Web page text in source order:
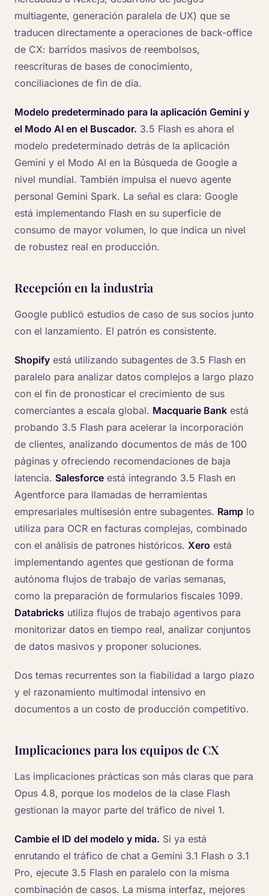
multiagente, generación paralela de UX) que se
traducen directamente a operaciones de back-office
de CX: barridos masivos de reembolsos,
reescrituras de bases de conocimiento,
conciliaciones de fin de día.
Modelo predeterminado para la aplicación Gemini y
el Modo AI en el Buscador. 3.5 Flash es ahora el
modelo predeterminado detrás de la aplicación
Gemini y el Modo AI en la Búsqueda de Google a
nivel mundial. También impulsa el nuevo agente
personal Gemini Spark. La señal es clara: Google
está implementando Flash en su superficie de
consumo de mayor volumen, lo que indica un nivel
de robustez real en producción.
Recepción en la industria
Google publicó estudios de caso de sus socios junto
con el lanzamiento. El patrón es consistente.
Shopify está utilizando subagentes de 3.5 Flash en
paralelo para analizar datos complejos a largo plazo
con el fin de pronosticar el crecimiento de sus
comerciantes a escala global. Macquarie Bank está
probando 3.5 Flash para acelerar la incorporación
de clientes, analizando documentos de más de 100
páginas y ofreciendo recomendaciones de baja
latencia. Salesforce está integrando 3.5 Flash en
Agentforce para llamadas de herramientas
empresariales multisesión entre subagentes. Ramp lo
utiliza para OCR en facturas complejas, combinado
con el análisis de patrones históricos. Xero está
implementando agentes que gestionan de forma
autónoma flujos de trabajo de varias semanas,
como la preparación de formularios fiscales 1099.
Databricks utiliza flujos de trabajo agentivos para
monitorizar datos en tiempo real, analizar conjuntos
de datos masivos y proponer soluciones.
Dos temas recurrentes son la fiabilidad a largo plazo
y el razonamiento multimodal intensivo en
documentos a un costo de producción competitivo.
Implicaciones para los equipos de CX
Las implicaciones prácticas son más claras que para
Opus 4.8, porque los modelos de la clase Flash
gestionan la mayor parte del tráfico de nivel 1.
Cambie el ID del modelo y mida. Si ya está
enrutando el tráfico de chat a Gemini 3.1 Flash o 3.1
Pro, ejecute 3.5 Flash en paralelo con la misma
combinación de casos. La misma interfaz, mejores